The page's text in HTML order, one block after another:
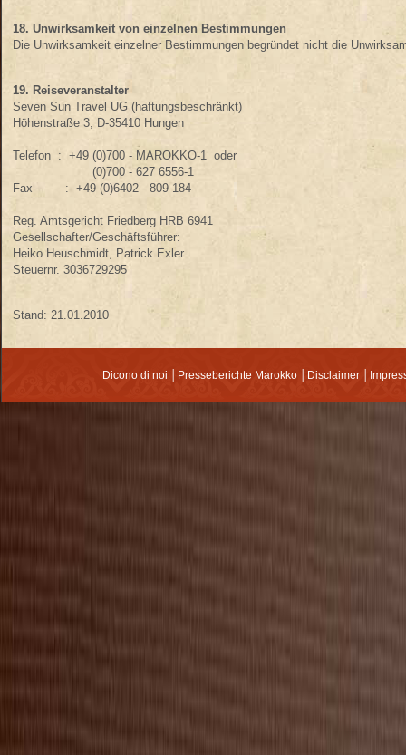
18. Unwirksamkeit von einzelnen Bestimmungen
Die Unwirksamkeit einzelner Bestimmungen begründet nicht die
19. Reiseveranstalter
Seven Sun Travel UG (haftungsbeschränkt)
Höhenstraße 3; D-35410 Hungen
Telefon : +49 (0)700 - MAROKKO-1 oder
(0)700 - 627 6556-1
Fax : +49 (0)6402 - 809 184
Reg. Amtsgericht Friedberg HRB 6941
Gesellschafter/Geschäftsführer:
Heiko Heuschmidt, Patrick Exler
Steuernr. 3036729295
Stand: 21.01.2010
Dicono di noi Presseberichte Marokko Disclaimer